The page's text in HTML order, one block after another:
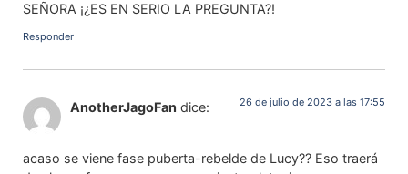
SEÑORA ¡¿ES EN SERIO LA PREGUNTA?!
Responder
AnotherJagoFan dice: 26 de julio de 2023 a las 17:55
acaso se viene fase puberta-rebelde de Lucy?? Eso traerá